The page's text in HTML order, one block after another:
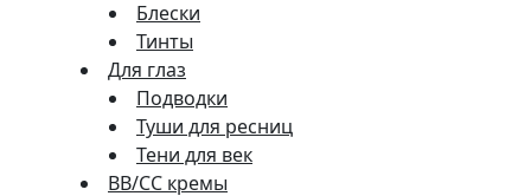
Блески
Тинты
Для глаз
Подводки
Туши для ресниц
Тени для век
BB/CC кремы